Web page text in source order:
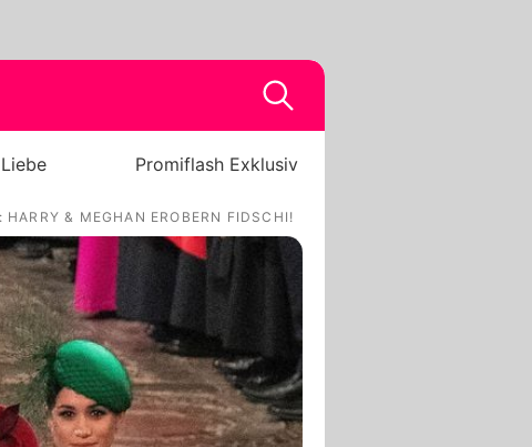
Promiflash Exklusiv
& MEGHAN EROBERN FIDSCHI!